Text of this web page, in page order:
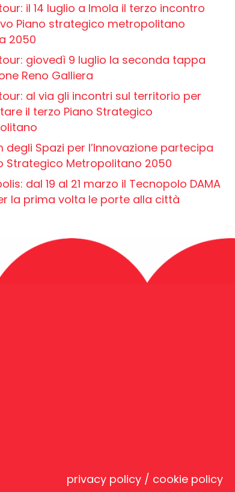
il 14 luglio a Imola il terzo incontro
Piano strategico metropolitano
2050
tour: giovedì 9 luglio la seconda tappa
Reno Galliera
tour: al via gli incontri sul territorio per
il terzo Piano Strategico
degli Spazi per l’Innovazione partecipa
Strategico Metropolitano 2050
dal 19 al 21 marzo il Tecnopolo DAMA
la prima volta le porte alla città
privacy policy / cookie policy